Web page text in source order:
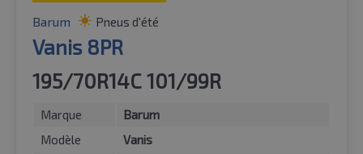
Barum Pneus d'été
Vanis 8PR
195/70R14C 101/99R
Marque
Barum
Modèle
Vanis